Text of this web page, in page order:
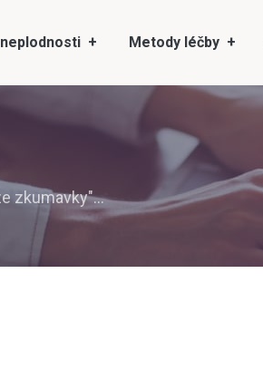
Metody léčby
zkumavky"…